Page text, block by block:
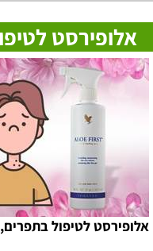
אלופירסט
אלופירסט לטיפול